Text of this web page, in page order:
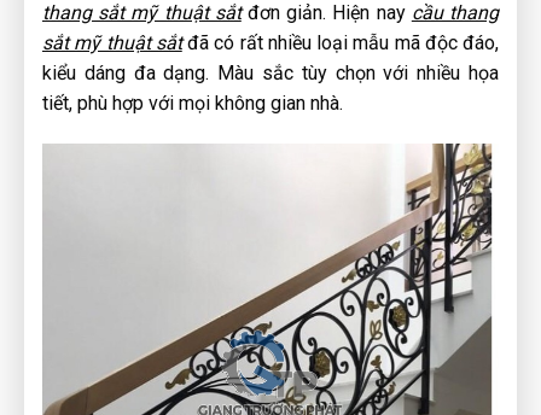
thang sắt mỹ thuật sắtđơn giản. Hiện nay cầu thang
sắt mỹ thuật sắtđã có rất nhiều loại mẫu mã độc đáo,
kiểu dáng đa dạng. Màu sắc tùy chọn với nhiều họa
tiết, phù hợp với mọi không gian nhà.